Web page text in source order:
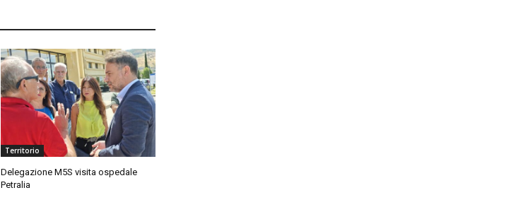
Territorio
Delegazione M5S visita ospedale
Petralia